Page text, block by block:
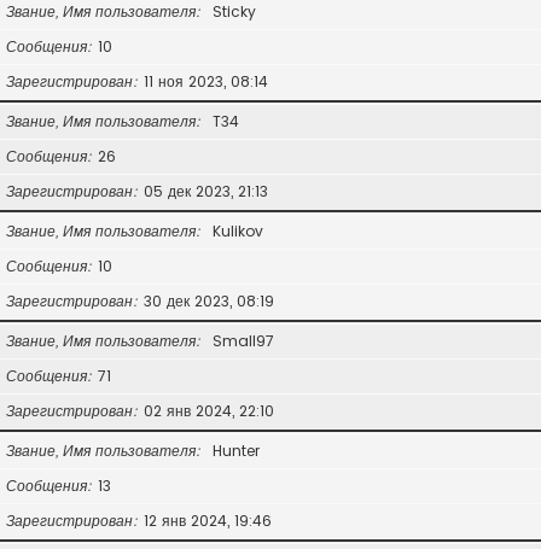
Звание, Имя пользователя
Sticky
Сообщения 10
Зарегистрирован 11 ноя 2023, 08:14
Звание, Имя пользователя
T34
Сообщения 26
Зарегистрирован 05 дек 2023, 21:13
Звание, Имя пользователя
Kulikov
Сообщения 10
Зарегистрирован 30 дек 2023, 08:19
Звание, Имя пользователя
Small97
Сообщения 71
Зарегистрирован 02 янв 2024, 22:10
Звание, Имя пользователя
Hunter
Сообщения 13
Зарегистрирован 12 янв 2024, 19:46